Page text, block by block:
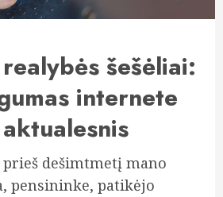
šešėliai:
internete
dešimtmetį mano
pensininke, patikėjo